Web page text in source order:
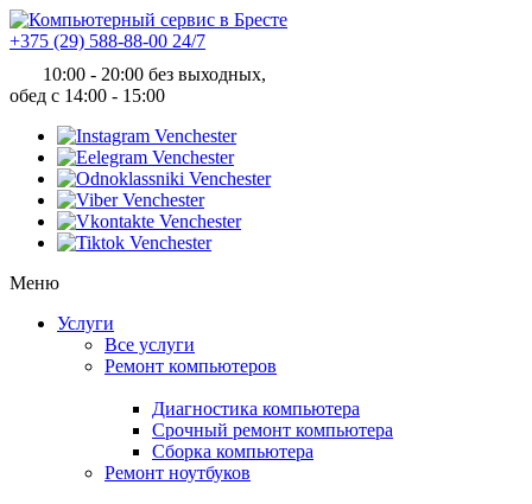
+375 (29) 588-88-00 24/7
10:00 - 20:00 без выходных,
обед с 14:00 - 15:00
Меню
Услуги
Все услуги
Ремонт компьютеров
Диагностика компьютера
Срочный ремонт компьютера
Сборка компьютера
Ремонт ноутбуков